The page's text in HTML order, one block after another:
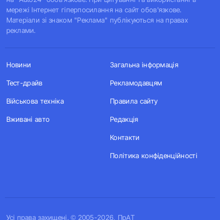
мережі Інтернет гіперпосилання на сайт обов'язкове.
Матеріали зі знаком "Реклама" публікуються на правах
реклами.
Усi права захищенi. © 2005-2026, ПрАТ
Новини
Тест-драйв
Військова техніка
Вживані авто
Загальна інформація
Рекламодавцям
Правила сайту
Редакція
Контакти
Політика конфіденційності